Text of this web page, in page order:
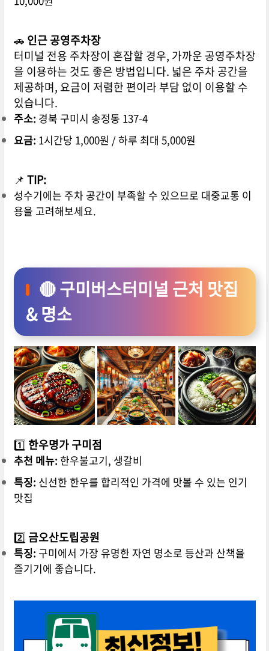
🚗 인근 공영주차장
터미널 전용 주차장이 혼잡할 경우, 가까운 공영주차장
을 이용하는 것도 좋은 방법입니다. 넓은 주차 공간을
제공하며, 요금이 저렴한 편이라 부담 없이 이용할 수
있습니다.
주소: 경북 구미시 송정동 137-4
요금: 1시간당 1,000원 / 하루 최대 5,000원
📌 TIP:
성수기에는 주차 공간이 부족할 수 있으므로 대중교통 이
용을 고려해보세요.
🔴 구미버스터미널 근처 맛집
& 명소
1️⃣ 한우명가 구미점
추천 메뉴: 한우불고기, 생갈비
특징: 신선한 한우를 합리적인 가격에 맛볼 수 있는 인기
맛집
2️⃣ 금오산도립공원
특징: 구미에서 가장 유명한 자연 명소로 등산과 산책을
즐기기에 좋습니다.